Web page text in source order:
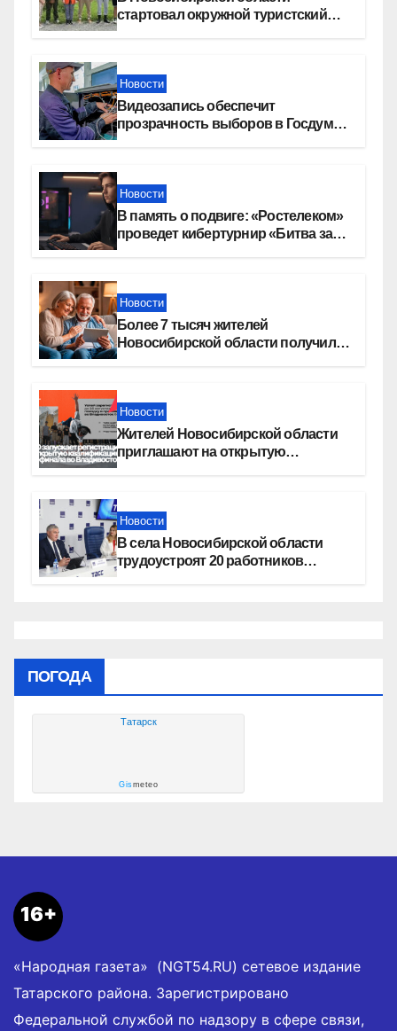
стартовал окружной туристский
Новости
Видеозапись обеспечит
прозрачность выборов в Госдуму
Новости
В память о подвиге: «Ростелеком»
проведет кибертурнир «Битва за
Новости
Более 7 тысяч жителей
Новосибирской области получили
Новости
Жителей Новосибирской области
приглашают на открытую
Новости
В села Новосибирской области
трудоустроят 20 работников
ПОГОДА
Татарск
Gismeteo
16+
«Народная газета» (NGT54.RU) сетевое издание
Татарского района. Зарегистрировано
Федеральной службой по надзору в сфере связи,